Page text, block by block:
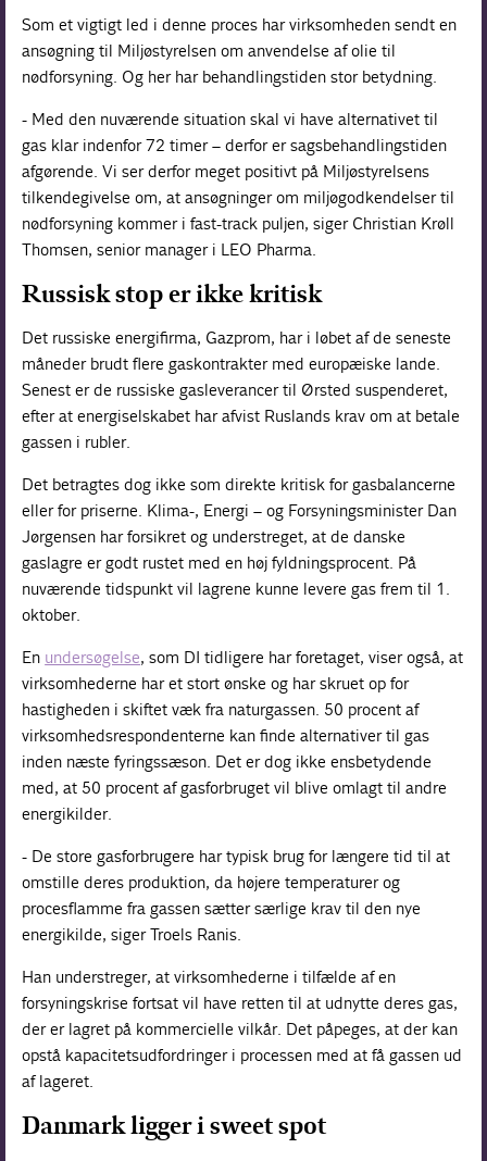
Som et vigtigt led i denne proces har virksomheden sendt en
ansøgning til Miljøstyrelsen om anvendelse af olie til
nødforsyning. Og her har behandlingstiden stor betydning.
- Med den nuværende situation skal vi have alternativet til
gas klar indenfor 72 timer – derfor er sagsbehandlingstiden
afgørende. Vi ser derfor meget positivt på Miljøstyrelsens
tilkendegivelse om, at ansøgninger om miljøgodkendelser til
nødforsyning kommer i fast-track puljen, siger Christian Krøll
Thomsen, senior manager i LEO Pharma.
Russisk stop er ikke kritisk
Det russiske energifirma, Gazprom, har i løbet af de seneste
måneder brudt flere gaskontrakter med europæiske lande.
Senest er de russiske gasleverancer til Ørsted suspenderet,
efter at energiselskabet har afvist Ruslands krav om at betale
gassen i rubler.
Det betragtes dog ikke som direkte kritisk for gasbalancerne
eller for priserne. Klima-, Energi – og Forsyningsminister Dan
Jørgensen har forsikret og understreget, at de danske
gaslagre er godt rustet med en høj fyldningsprocent. På
nuværende tidspunkt vil lagrene kunne levere gas frem til 1.
oktober.
En undersøgelse, som DI tidligere har foretaget, viser også, at
virksomhederne har et stort ønske og har skruet op for
hastigheden i skiftet væk fra naturgassen. 50 procent af
virksomhedsrespondenterne kan finde alternativer til gas
inden næste fyringssæson. Det er dog ikke ensbetydende
med, at 50 procent af gasforbruget vil blive omlagt til andre
energikilder.
- De store gasforbrugere har typisk brug for længere tid til at
omstille deres produktion, da højere temperaturer og
procesflamme fra gassen sætter særlige krav til den nye
energikilde, siger Troels Ranis.
Han understreger, at virksomhederne i tilfælde af en
forsyningskrise fortsat vil have retten til at udnytte deres gas,
der er lagret på kommercielle vilkår. Det påpeges, at der kan
opstå kapacitetsudfordringer i processen med at få gassen ud
af lageret.
Danmark ligger i sweet spot